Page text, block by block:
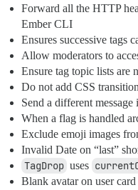
Forward all the HTTP
Ember CLI
Ensures successive tags
Allow moderators to
Ensure tag topic lists are
Do not add CSS
Send a different
When a flag is handled
Exclude emoji images
Invalid Date on “last”
TagDrop uses
Blank avatar on user